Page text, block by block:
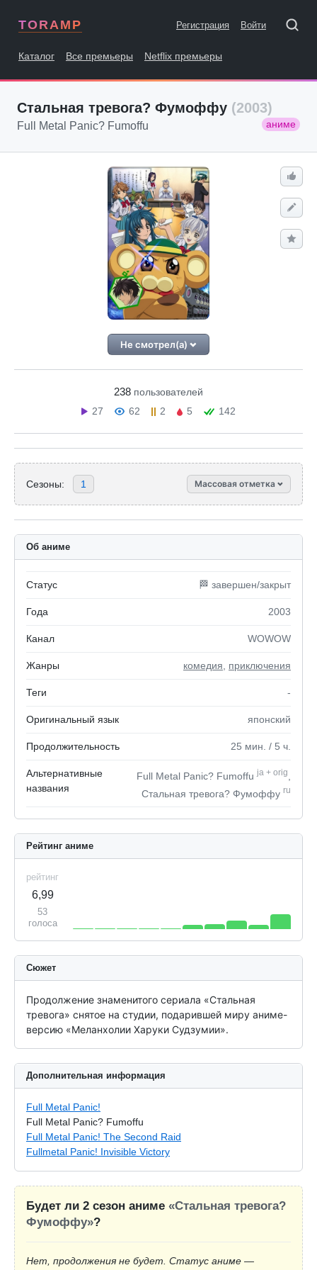
TORAMP Регистрация Войти
Каталог Все премьеры Netflix премьеры
Стальная тревога? Фумоффу (2003)
аниме
Full Metal Panic? Fumoffu
Не смотрел(а)
238 пользователей
27
62 2 5 142
Сезоны: 1 Массовая отметка
Об аниме
Статус 🏁 завершен/закрыт
Года 2003
Канал WOWOW
Жанры комедия приключения
Теги -
Оригинальный язык японский
Продолжительность 25 мин. / 5 ч.
Альтернативные
названия
Full Metal Panic? Fumoffuja + orig
Стальная тревога? Фумоффу ru
Рейтинг аниме
рейтинг
6,99
53
голоса
Сюжет
Продолжение знаменитого сериала «Стальная
тревога» снятое на студии, подарившей миру аниме-
версию «Меланхолии Харуки Судзумии».
Дополнительная информация
Full Metal Panic!
Full Metal Panic? Fumoffu
Full Metal Panic! The Second Raid
Fullmetal Panic! Invisible Victory
Будет ли 2 сезон аниме «Стальная тревога?
Фумоффу»?
Нет, продолжения не будет. Статус аниме —